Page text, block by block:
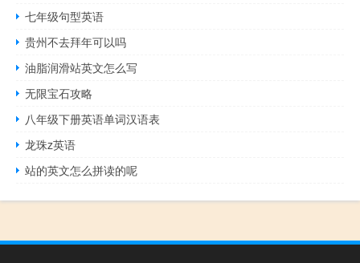
七年级句型英语
贵州不去拜年可以吗
油脂润滑站英文怎么写
无限宝石攻略
八年级下册英语单词汉语表
龙珠z英语
站的英文怎么拼读的呢